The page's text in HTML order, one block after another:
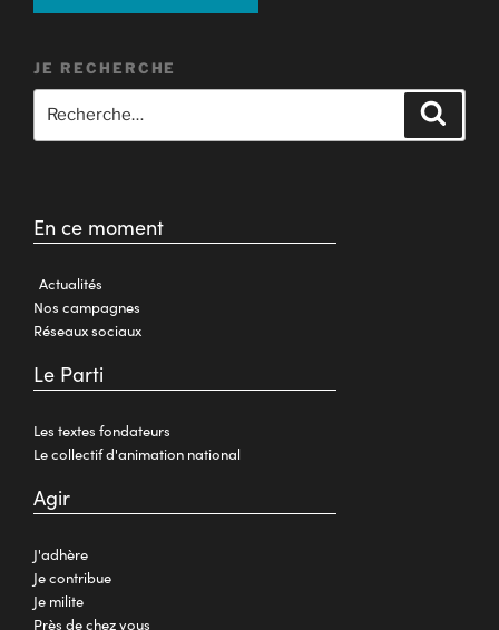
JE RECHERCHE
En ce moment
Actualités
Nos campagnes
Réseaux sociaux
Le Parti
Les textes fondateurs
Le collectif d'animation national
Agir
J'adhère
Je contribue
Je milite
Près de chez vous